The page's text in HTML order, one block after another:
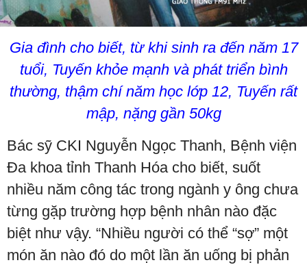
Gia đình cho biết, từ khi sinh ra đến năm 17
tuổi, Tuyến khỏe mạnh và phát triển bình
thường, thậm chí năm học lớp 12, Tuyến rất
mập, nặng gần 50kg
Bác sỹ CKI Nguyễn Ngọc Thanh, Bệnh viện
Đa khoa tỉnh Thanh Hóa cho biết, suốt
nhiều năm công tác trong ngành y ông chưa
từng gặp trường hợp bệnh nhân nào đặc
biệt như vậy. “Nhiều người có thể “sợ” một
món ăn nào đó do một lần ăn uống bị phản